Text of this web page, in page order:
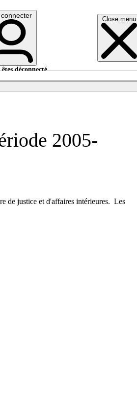
Close menu
êtes déconnecté.
2005-
de justice et d'affaires intérieures. Les